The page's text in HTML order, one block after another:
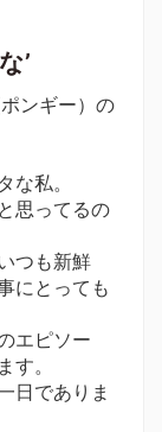
’
ンギー）の
な私。
思ってるの
つも新鮮
にとっても
エピソー
す。
日でありま